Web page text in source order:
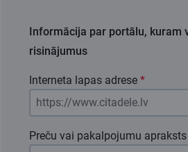
Informācija par portālu, kuram
risinājumus
Interneta lapas adrese *
Preču vai pakalpojumu apraksts